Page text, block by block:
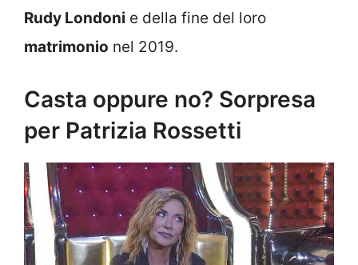
Rudy Londoni e della fine del loro
matrimonio nel 2019.
Casta oppure no? Sorpresa
per Patrizia Rossetti